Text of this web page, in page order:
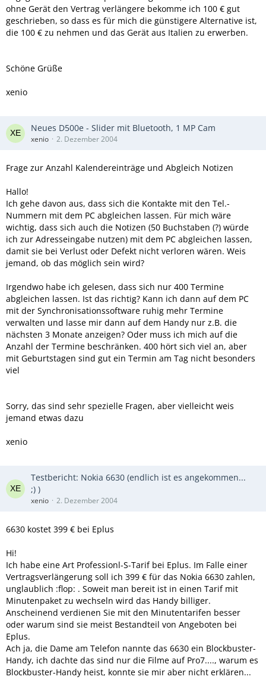
ohne Gerät den Vertrag verlängere bekomme ich 100 € gut
geschrieben, so dass es für mich die günstigere Alternative ist,
die 100 € zu nehmen und das Gerät aus Italien zu erwerben.
Schöne Grüße
xenio
Neues D500e - Slider mit Bluetooth, 1 MP Cam
xenio 2. Dezember 2004
Frage zur Anzahl Kalendereinträge und Abgleich Notizen
Hallo!
Ich gehe davon aus, dass sich die Kontakte mit den Tel.-
Nummern mit dem PC abgleichen lassen. Für mich wäre
wichtig, dass sich auch die Notizen (50 Buchstaben (?) würde
ich zur Adresseingabe nutzen) mit dem PC abgleichen lassen,
damit sie bei Verlust oder Defekt nicht verloren wären. Weis
jemand, ob das möglich sein wird?
Irgendwo habe ich gelesen, dass sich nur 400 Termine
abgleichen lassen. Ist das richtig? Kann ich dann auf dem PC
mit der Synchronisationssoftware ruhig mehr Termine
verwalten und lasse mir dann auf dem Handy nur z.B. die
nächsten 3 Monate anzeigen? Oder muss ich mich auf die
Anzahl der Termine beschränken. 400 hört sich viel an, aber
mit Geburtstagen sind gut ein Termin am Tag nicht besonders
viel
Sorry, das sind sehr spezielle Fragen, aber vielleicht weis
jemand etwas dazu
xenio
Testbericht: Nokia 6630 (endlich ist es angekommen...
;) )
xenio 2. Dezember 2004
6630 kostet 399 € bei Eplus
Hi!
Ich habe eine Art Professionl-S-Tarif bei Eplus. Im Falle einer
Vertragsverlängerung soll ich 399 € für das Nokia 6630 zahlen,
unglaublich :flop: . Soweit man bereit ist in einen Tarif mit
Minutenpaket zu wechseln wird das Handy billiger.
Anscheinend verdienen Sie mit den Minutentarifen besser
oder warum sind sie meist Bestandteil von Angeboten bei
Eplus.
Ach ja, die Dame am Telefon nannte das 6630 ein Blockbuster-
Handy, ich dachte das sind nur die Filme auf Pro7...., warum es
Blockbuster-Handy heist, konnte sie mir aber nicht erklären...